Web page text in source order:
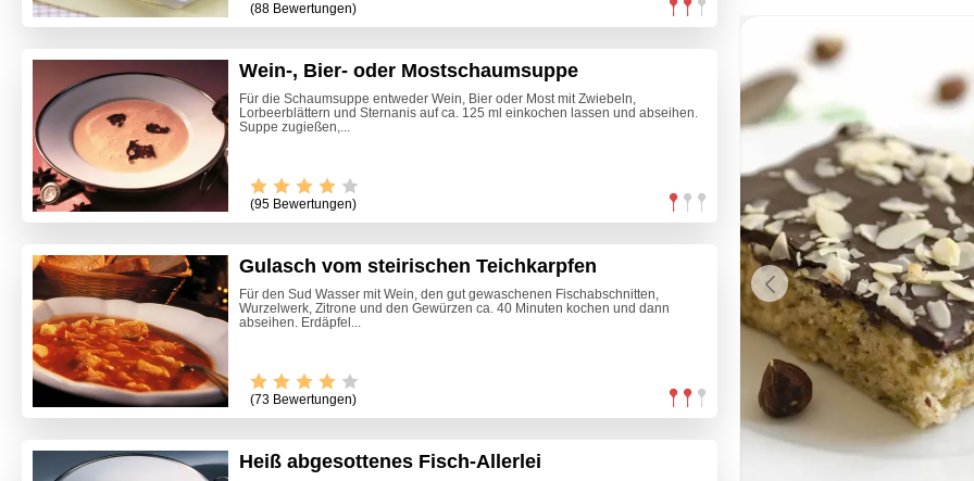
(88 Bewertungen)
Wein-, Bier- oder Mostschaumsuppe
Für die Schaumsuppe entweder Wein, Bier oder Most mit Zwiebeln,
Lorbeerblättern und Sternanis auf ca. 125 ml einkochen lassen und abseihen.
Suppe zugießen,...
(95 Bewertungen)
Gulasch vom steirischen Teichkarpfen
Für den Sud Wasser mit Wein, den gut gewaschenen Fischabschnitten,
Wurzelwerk, Zitrone und den Gewürzen ca. 40 Minuten kochen und dann
abseihen. Erdäpfel...
(73 Bewertungen)
Heiß abgesottenes Fisch-Allerlei
Previous